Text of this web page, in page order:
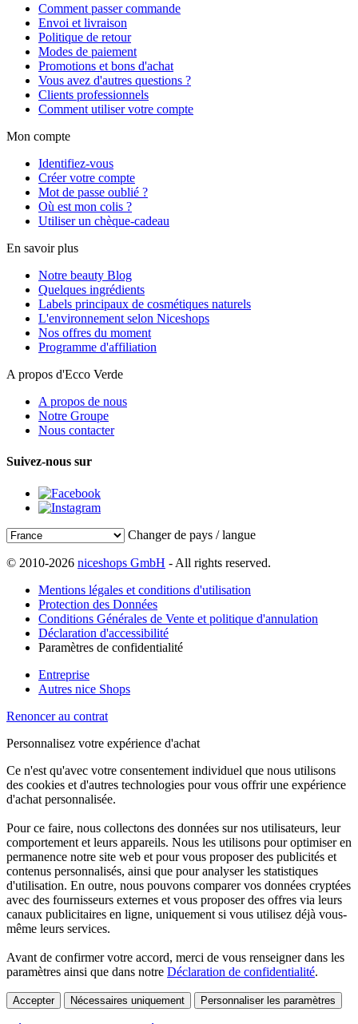
Comment passer commande
Envoi et livraison
Politique de retour
Modes de paiement
Promotions et bons d'achat
Vous avez d'autres questions ?
Clients professionnels
Comment utiliser votre compte
Mon compte
Identifiez-vous
Créer votre compte
Mot de passe oublié ?
Où est mon colis ?
Utiliser un chèque-cadeau
En savoir plus
Notre beauty Blog
Quelques ingrédients
Labels principaux de cosmétiques naturels
L'environnement selon Niceshops
Nos offres du moment
Programme d'affiliation
A propos d'Ecco Verde
A propos de nous
Notre Groupe
Nous contacter
Suivez-nous sur
Changer de pays / langue
© 2010-2026 niceshops GmbH - All rights reserved.
Mentions légales et conditions d'utilisation
Protection des Données
Conditions Générales de Vente et politique d'annulation
Déclaration d'accessibilité
Paramètres de confidentialité
Entreprise
Autres nice Shops
Renoncer au contrat
Personnalisez votre expérience d'achat
Ce n'est qu'avec votre consentement individuel que nous utilisons
des cookies et d'autres technologies pour vous offrir une expérience
d'achat personnalisée.
Pour ce faire, nous collectons des données sur nos utilisateurs, leur
comportement et leurs appareils. Nous les utilisons pour optimiser en
permanence notre site web et pour vous proposer des publicités et
contenus personnalisés, ainsi que pour analyser les statistiques
d'utilisation. En outre, nous pouvons comparer vos données cryptées
avec des fournisseurs externes et vous proposer des offres via leurs
canaux publicitaires en ligne, uniquement si vous utilisez déjà vous-
même leurs services.
Avant de confirmer votre accord, merci de vous renseigner dans les
paramètres ainsi que dans notre Déclaration de confidentialité.
Accepter Nécessaires uniquement Personnaliser les paramètres